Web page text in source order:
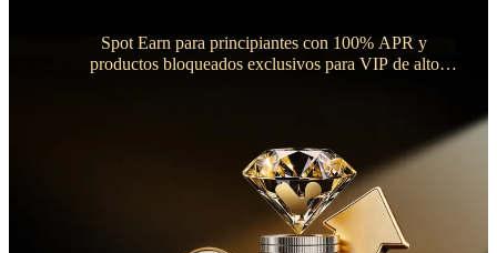
Spot Earn para principiantes con 100% APR y
productos bloqueados exclusivos para VIP de alto